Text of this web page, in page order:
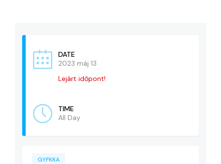
ADATVÉDELEM
DATE
2023 máj 13
Lejárt időpont!
TIME
All Day
GYFKKA